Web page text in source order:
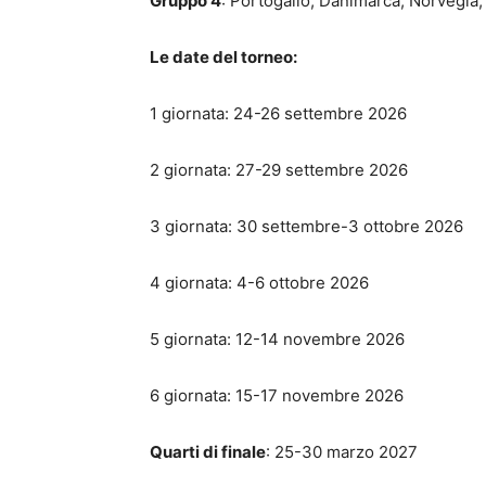
Le date del torneo:
1 giornata: 24-26 settembre 2026
2 giornata: 27-29 settembre 2026
3 giornata: 30 settembre-3 ottobre 2026
4 giornata: 4-6 ottobre 2026
5 giornata: 12-14 novembre 2026
6 giornata: 15-17 novembre 2026
Quarti di finale: 25-30 marzo 2027